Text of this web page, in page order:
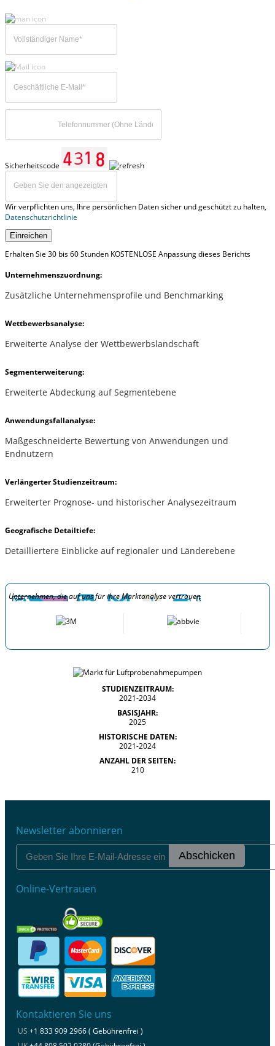
Sicherheitscode
Wir verpflichten uns, Ihre persönlichen Daten sicher und geschützt zu halten,
Datenschutzrichtlinie
Einreichen
Erhalten Sie 30 bis 60 Stunden KOSTENLOSE Anpassung dieses Berichts
Unternehmenszuordnung:
Zusätzliche Unternehmensprofile und Benchmarking
Wettbewerbsanalyse:
Erweiterte Analyse der Wettbewerbslandschaft
Segmenterweiterung:
Erweiterte Abdeckung auf Segmentebene
Anwendungsfallanalyse:
Maßgeschneiderte Bewertung von Anwendungen und
Endnutzern
Verlängerter Studienzeitraum:
Erweiterter Prognose- und historischer Analysezeitraum
Geografische Detailtiefe:
Detailliertere Einblicke auf regionaler und Länderebene
Unternehmen, die auf uns für ihre Marktanalyse vertrauen
STUDIENZEITRAUM:
2021-2034
BASISJAHR:
2025
HISTORISCHE DATEN:
2021-2024
ANZAHL DER SEITEN:
210
Newsletter abonnieren
Abschicken
Online-Vertrauen
Kontaktieren Sie uns
US +1 833 909 2966 ( Gebührenfrei )